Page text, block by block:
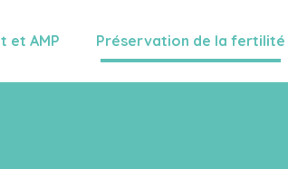
et AMP Préservation de la fertilité